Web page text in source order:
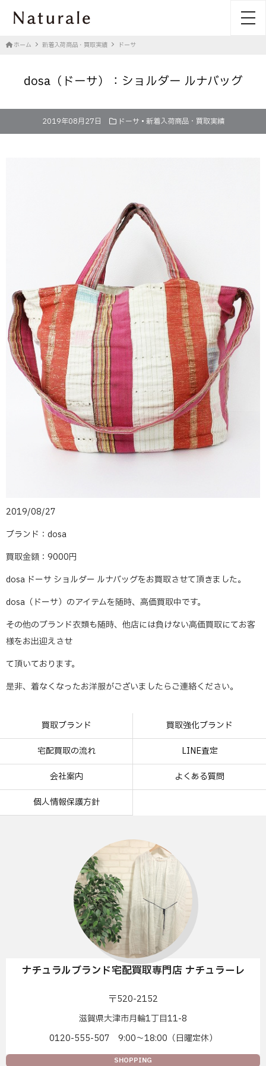
ホーム 新着入荷商品・買取実績 ドーサ
dosa（ドーサ）：ショルダー ルナバッグ
2019年08月27日 ドーサ • 新着入荷商品・買取実績
2019/08/27
ブランド：dosa
買取金額：9000円
dosa ドーサ ショルダー ルナバッグをお買取させて頂きました。
dosa（ドーサ）のアイテムを随時、高価買取中です。
その他のブランド衣類も随時、他店には負けない高価買取にてお客
様をお出迎えさせ
て頂いております。
是非、着なくなったお洋服がございましたらご連絡ください。
買取ブランド 買取強化ブランド
宅配買取の流れ LINE査定
会社案内 よくある質問
個人情報保護方針
ナチュラルブランド宅配買取専門店 ナチュラーレ
〒520-2152
滋賀県大津市月輪1丁目11-8
0120-555-507 9:00〜18:00（日曜定休）
SHOPPING